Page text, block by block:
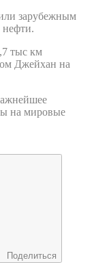
зарубежным
нефти.
тыс км
Джейхан на
на мировые
Поделиться